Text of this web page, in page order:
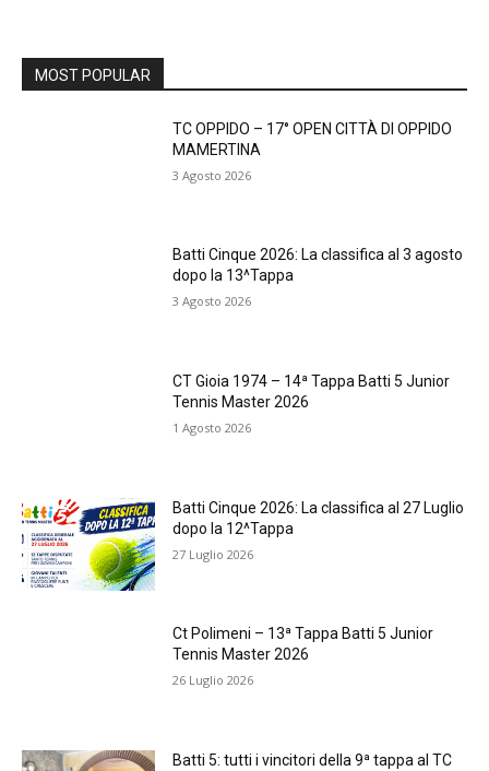
MOST POPULAR
TC OPPIDO – 17° OPEN CITTÀ DI OPPIDO
MAMERTINA
3 Agosto 2026
Batti Cinque 2026: La classifica al 3 agosto
dopo la 13^Tappa
3 Agosto 2026
CT Gioia 1974 – 14ª Tappa Batti 5 Junior
Tennis Master 2026
1 Agosto 2026
Batti Cinque 2026: La classifica al 27 Luglio
dopo la 12^Tappa
27 Luglio 2026
Ct Polimeni – 13ª Tappa Batti 5 Junior
Tennis Master 2026
26 Luglio 2026
Batti 5: tutti i vincitori della 9ª tappa al TC